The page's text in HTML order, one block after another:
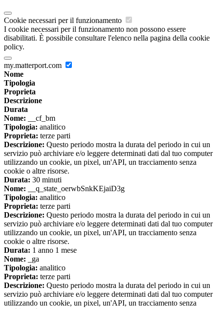
Cookie necessari per il funzionamento
I cookie necessari per il funzionamento non possono essere
disabilitati. È possibile consultare l'elenco nella pagina della cookie
policy.
my.matterport.com
Nome
Tipologia
Proprieta
Descrizione
Durata
Nome: __cf_bm
Tipologia: analitico
Proprieta: terze parti
Descrizione: Questo periodo mostra la durata del periodo in cui un
servizio può archiviare e/o leggere determinati dati dal tuo computer
utilizzando un cookie, un pixel, un'API, un tracciamento senza
cookie o altre risorse.
Durata: 30 minuti
Nome: __q_state_oerwbSnkKEjaiD3g
Tipologia: analitico
Proprieta: terze parti
Descrizione: Questo periodo mostra la durata del periodo in cui un
servizio può archiviare e/o leggere determinati dati dal tuo computer
utilizzando un cookie, un pixel, un'API, un tracciamento senza
cookie o altre risorse.
Durata: 1 anno 1 mese
Nome: _ga
Tipologia: analitico
Proprieta: terze parti
Descrizione: Questo periodo mostra la durata del periodo in cui un
servizio può archiviare e/o leggere determinati dati dal tuo computer
utilizzando un cookie, un pixel, un'API, un tracciamento senza